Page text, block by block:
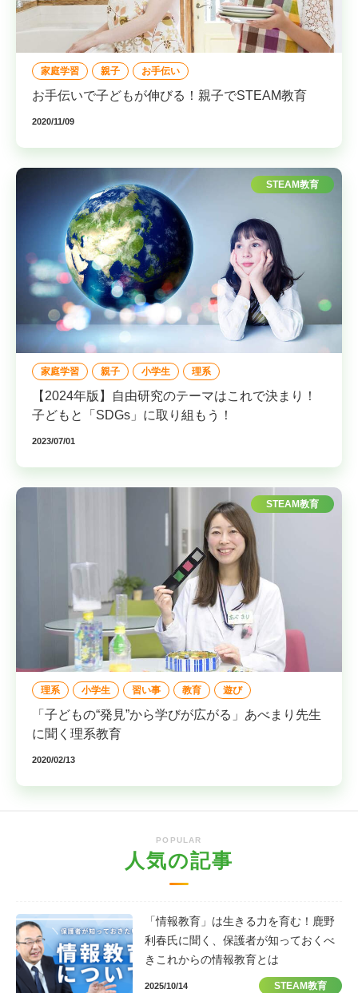
家庭学習 親子 お手伝い
お手伝いで子どもが伸びる！親子でSTEAM教育
2020/11/09
STEAM教育
家庭学習 親子 小学生 理系
【2024年版】自由研究のテーマはこれで決まり！
子どもと「SDGs」に取り組もう！
2023/07/01
STEAM教育
理系 小学生 習い事 教育 遊び
「子どもの“発見”から学びが広がる」あべまり先生
に聞く理系教育
2020/02/13
人気の記事
POPULAR
「情報教育」は生きる力を育む！鹿野
利春氏に聞く、保護者が知っておくべ
きこれからの情報教育とは
2025/10/14 STEAM教育